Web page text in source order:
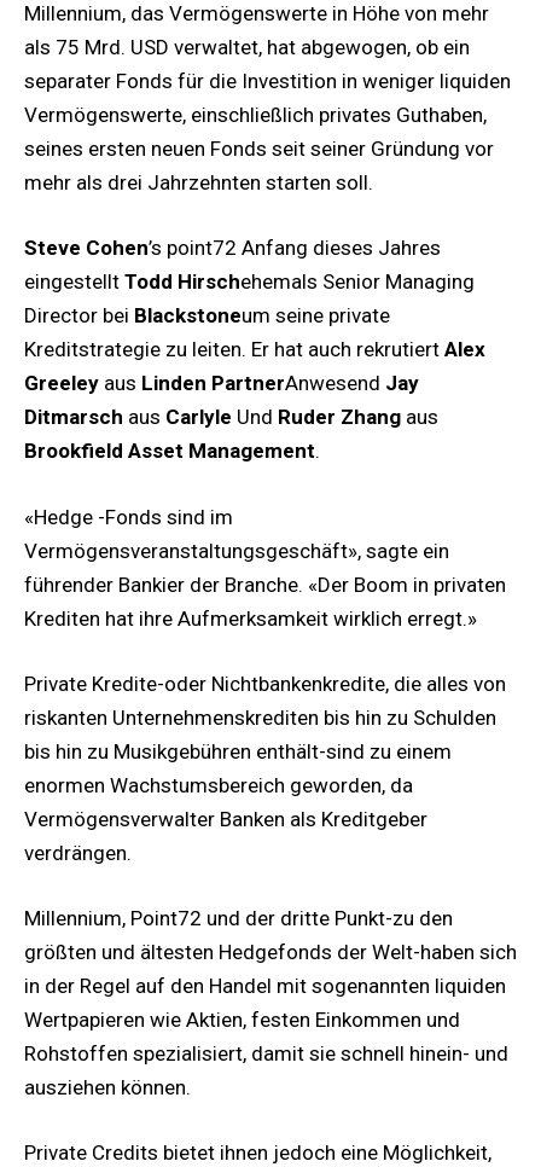
Millennium, das Vermögenswerte in Höhe von mehr
als 75 Mrd. USD verwaltet, hat abgewogen, ob ein
separater Fonds für die Investition in weniger liquiden
Vermögenswerte, einschließlich privates Guthaben,
seines ersten neuen Fonds seit seiner Gründung vor
mehr als drei Jahrzehnten starten soll.
Steve Cohen’s point72 Anfang dieses Jahres
eingestellt Todd Hirschehemals Senior Managing
Director bei Blackstoneum seine private
Kreditstrategie zu leiten. Er hat auch rekrutiert Alex
Greeley aus Linden PartnerAnwesend Jay
Ditmarsch aus Carlyle Und Ruder Zhang aus
Brookfield Asset Management.
«Hedge -Fonds sind im
Vermögensveranstaltungsgeschäft», sagte ein
führender Bankier der Branche. «Der Boom in privaten
Krediten hat ihre Aufmerksamkeit wirklich erregt.»
Private Kredite-oder Nichtbankenkredite, die alles von
riskanten Unternehmenskrediten bis hin zu Schulden
bis hin zu Musikgebühren enthält-sind zu einem
enormen Wachstumsbereich geworden, da
Vermögensverwalter Banken als Kreditgeber
verdrängen.
Millennium, Point72 und der dritte Punkt-zu den
größten und ältesten Hedgefonds der Welt-haben sich
in der Regel auf den Handel mit sogenannten liquiden
Wertpapieren wie Aktien, festen Einkommen und
Rohstoffen spezialisiert, damit sie schnell hinein- und
ausziehen können.
Private Credits bietet ihnen jedoch eine Möglichkeit,